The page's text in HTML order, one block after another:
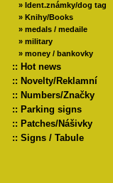
» Ident.známky/dog tag
» Knihy/Books
» medals / medaile
» military
» money / bankovky
:: Hot news
:: Novelty/Reklamní
:: Numbers/Značky
:: Parking signs
:: Patches/Nášivky
:: Signs / Tabule